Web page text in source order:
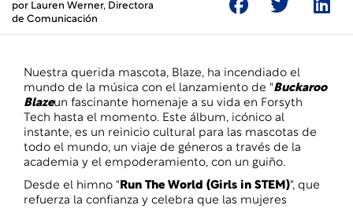
por Lauren Werner, Directora
de Comunicación
Nuestra querida mascota, Blaze, ha incendiado el
mundo de la música con el lanzamiento de "Buckaroo
Blazeun fascinante homenaje a su vida en Forsyth
Tech hasta el momento. Este álbum, icónico al
instante, es un reinicio cultural para las mascotas de
todo el mundo, un viaje de géneros a través de la
academia y el empoderamiento, con un guiño.
Desde el himno "Run The World (Girls in STEM)", que
refuerza la confianza y celebra que las mujeres